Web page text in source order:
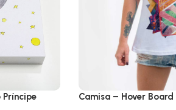
Príncipe Camisa – Hover Board